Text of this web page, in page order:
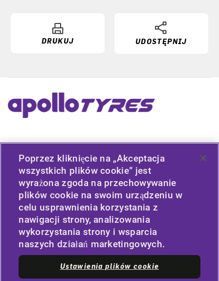
DRUKUJ UDOSTĘPNIJ
PRZYDATNE ŁĄCZA
TYP POJAZDU
ZASADY
STAY CONNECTED
YouTube
Poprzez kliknięcie na „Akceptacja
wszystkich plików cookie” jest
wyrażona zgoda na przechowywanie
plików cookie na swoim urządzeniu w
celu usprawnienia korzystania z
nawigacji strony, analizowania
wykorzystania strony i wsparcia
naszych działań marketingowych.
Ustawienia plików cookie